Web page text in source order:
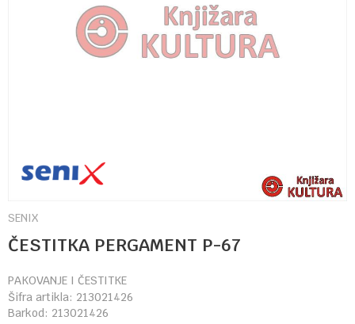
SENIX
ČESTITKA PERGAMENT P-67
PAKOVANJE I ČESTITKE
Šifra artikla: 213021426
Barkod: 213021426